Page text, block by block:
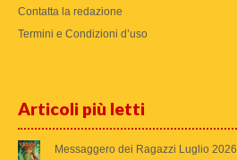
Contatta la redazione
Termini e Condizioni d’uso
Articoli più letti
Messaggero dei Ragazzi Luglio 2026